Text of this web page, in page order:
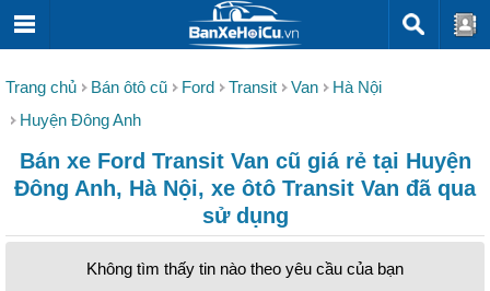
Trang chủ Bán ôtô cũ Ford Transit Van
Hà Nội
Huyện Đông Anh
Bán xe Ford Transit Van cũ giá rẻ tại Huyện
Đông Anh, Hà Nội, xe ôtô Transit Van đã qua
sử dụng
Không tìm thấy tin nào theo yêu cầu của bạn